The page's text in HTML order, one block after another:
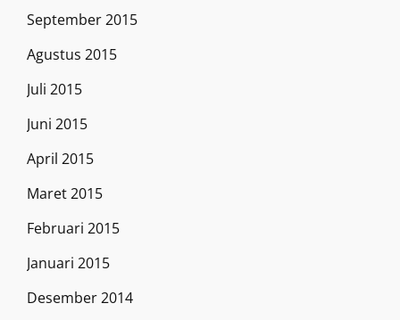
September 2015
Agustus 2015
Juli 2015
Juni 2015
April 2015
Maret 2015
Februari 2015
Januari 2015
Desember 2014